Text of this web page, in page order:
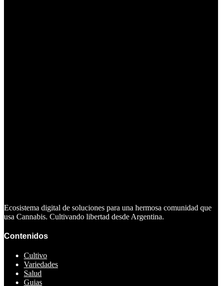
Ecosistema digital de soluciones para una hermosa comunidad que
usa Cannabis. Cultivando libertad desde Argentina.
Contenidos
Cultivo
Variedades
Salud
Guias